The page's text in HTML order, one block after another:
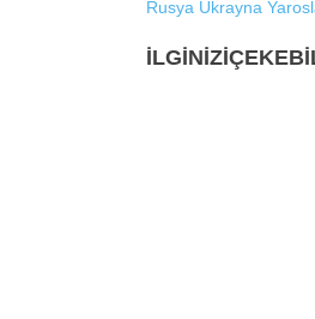
Rusya Ukrayna
İLGİNİZİ